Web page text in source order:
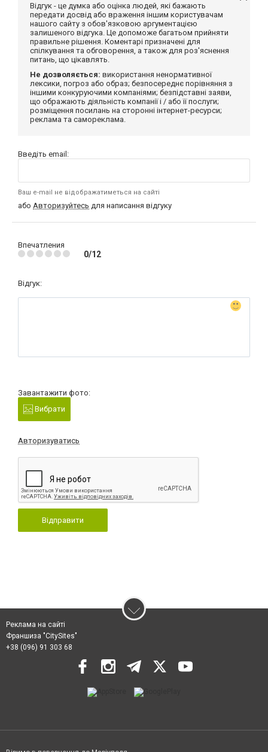
Відгук - це думка або оцінка людей, які бажають
передати досвід або враження іншим користувачам
нашого сайту з обов'язковою аргументацією
залишеного відгука. Це допоможе багатьом прийняти
правильне рішення. Коментарі призначені для
спілкування та обговорення, а також для роз'яснення
питань, що цікавлять.
Не дозволяється: використання ненормативної
лексики, погроз або образ; безпосереднє порівняння з
іншими конкуруючими компаніями; безпідставні заяви,
що ображають діяльність компанії і / або її послуги;
розміщення посилань на сторонні інтернет-ресурси;
реклама та самореклама.
Введіть email:
Ваш e-mail не відображатиметься на сайті
або Авторизуйтесь для написання відгуку
Впечатления
0/12
Відгук:
Завантажити фото:
Вибрати
Авторизуватись
Відправити
Реклама на сайті
Франшиза "CitySites"
+38 (096) 91 303 68